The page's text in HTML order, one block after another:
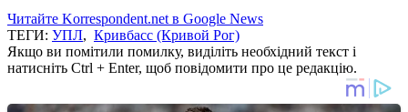
Читайте Korrespondent.net в Google News
ТЕГИ: УПЛ, Кривбасс (Кривой Рог)
Якщо ви помітили помилку, виділіть необхідний текст і
натисніть Ctrl + Enter, щоб повідомити про це редакцію.